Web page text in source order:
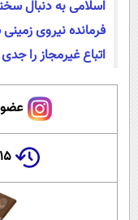
اسلامی به دنبال
فرمانده نیروی
اتباع غیرمجاز را
۱۵ سال پیش در چنین روزی